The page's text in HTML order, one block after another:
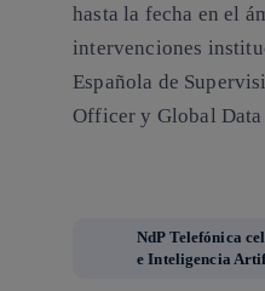
hasta la fecha en el
intervenciones
Española de
Officer y Global
NdP Telefónica
e Inteligencia